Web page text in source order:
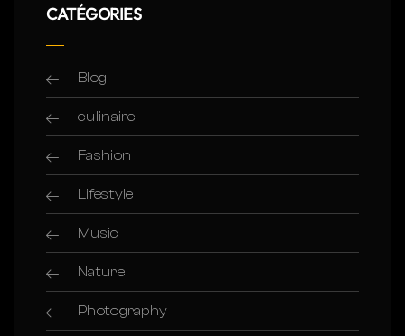
CATÉGORIES
Blog
culinaire
Fashion
Lifestyle
Music
Nature
Photography